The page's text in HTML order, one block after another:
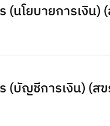
(นโยบายการเงิน)
(บัญชีการเงิน) (ส